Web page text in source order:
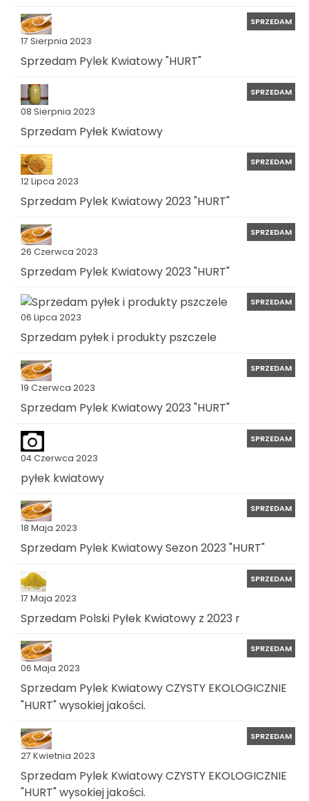
17 Sierpnia 2023
SPRZEDAM
Sprzedam Pylek Kwiatowy "HURT"
08 Sierpnia 2023
SPRZEDAM
Sprzedam Pyłek Kwiatowy
12 Lipca 2023
SPRZEDAM
Sprzedam Pylek Kwiatowy 2023 "HURT"
26 Czerwca 2023
SPRZEDAM
Sprzedam Pylek Kwiatowy 2023 "HURT"
06 Lipca 2023
SPRZEDAM
Sprzedam pyłek i produkty pszczele
19 Czerwca 2023
SPRZEDAM
Sprzedam Pylek Kwiatowy 2023 "HURT"
04 Czerwca 2023
SPRZEDAM
pyłek kwiatowy
18 Maja 2023
SPRZEDAM
Sprzedam Pylek Kwiatowy Sezon 2023 "HURT"
17 Maja 2023
SPRZEDAM
Sprzedam Polski Pyłek Kwiatowy z 2023 r
06 Maja 2023
SPRZEDAM
Sprzedam Pylek Kwiatowy CZYSTY EKOLOGICZNIE
"HURT" wysokiej jakości.
27 Kwietnia 2023
SPRZEDAM
Sprzedam Pylek Kwiatowy CZYSTY EKOLOGICZNIE
"HURT" wysokiej jakości.